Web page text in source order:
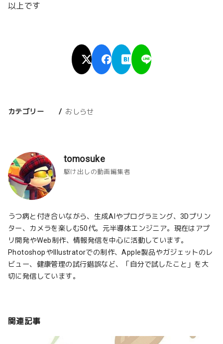
以上です
カテゴリー おしらせ
tomosuke
駆け出しの動画編集者
うつ病と付き合いながら、生成AIやプログラミング、3Dプリン
ター、カメラを楽しむ50代。元半導体エンジニア。現在はアプ
リ開発やWeb制作、情報発信を中心に活動しています。
PhotoshopやIllustratorでの制作、Apple製品やガジェットのレ
ビュー、健康管理の試行錯誤など、「自分で試したこと」を大
切に発信しています。
関連記事